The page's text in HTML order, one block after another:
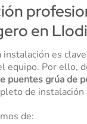
en
instalación es
equipo. Por ello,
puentes grúa de
de
de: